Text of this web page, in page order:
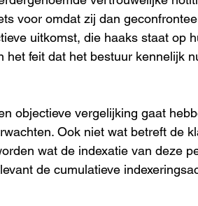
voor omdat zij dan
uitkomst, die haaks staat op
het feit dat het bestuur kennelijk
objectieve vergelijking gaat
Ook niet wat betreft de
wat de indexatie van deze
de cumulatieve